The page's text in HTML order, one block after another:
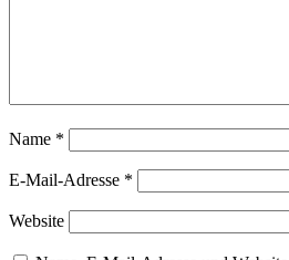
Name *
E-Mail-Adresse *
Website